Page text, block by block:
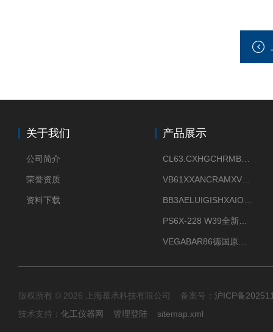
关于我们
公司简介
荣誉资质
资料下载
产品展示
版权所有 © 2026 上海慕承科技有限公司 备案号： 沪ICP备
技术支持： 化工仪器网 管理登陆 sitemap.xml